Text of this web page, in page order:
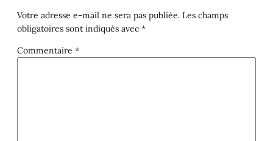
Votre adresse e-mail ne sera pas publiée. Les champs
obligatoires sont indiqués avec *
Commentaire *